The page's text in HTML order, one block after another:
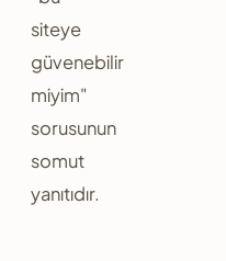
siteye
güvenebilir
miyim"
sorusunun
somut
yanıtıdır.